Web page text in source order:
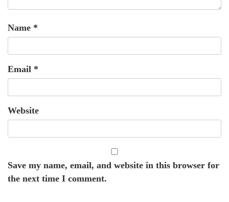
Name *
Email *
Website
Save my name, email, and website in this browser for
the next time I comment.